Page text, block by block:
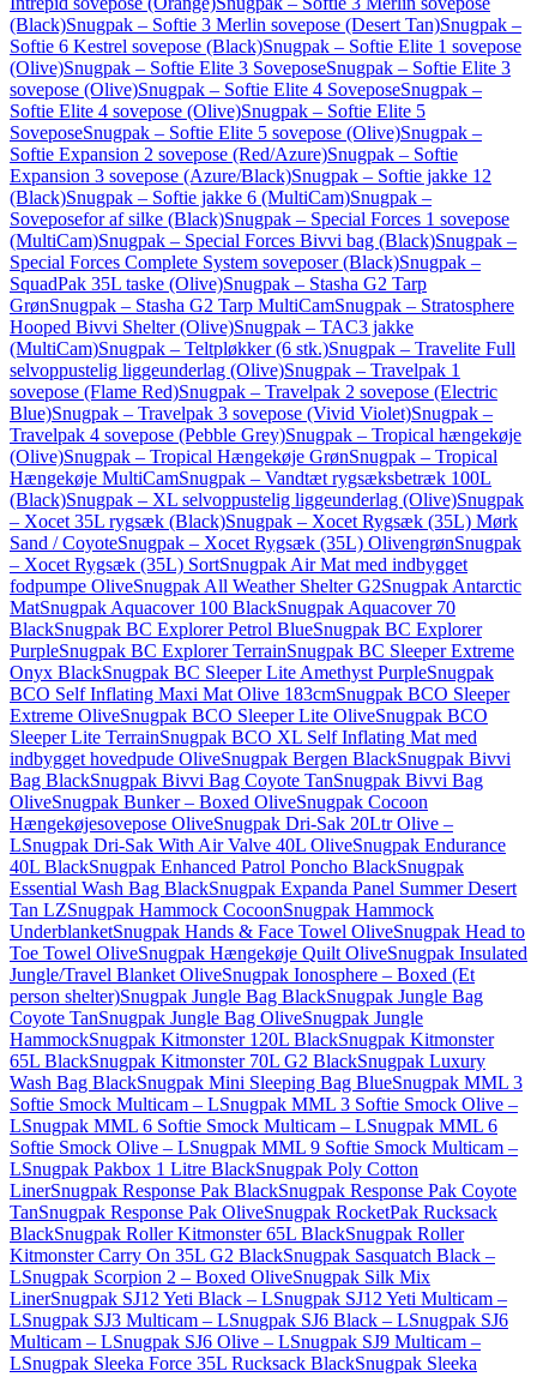
(Black)Snugpak – Softie 3 Merlin sovepose (Desert Tan)Snugpak –
Softie 6 Kestrel sovepose (Black)Snugpak – Softie Elite 1 sovepose
(Olive)Snugpak – Softie Elite 3 SoveposeSnugpak – Softie Elite 3
sovepose (Olive)Snugpak – Softie Elite 4 SoveposeSnugpak –
Softie Elite 4 sovepose (Olive)Snugpak – Softie Elite 5
SoveposeSnugpak – Softie Elite 5 sovepose (Olive)Snugpak –
Softie Expansion 2 sovepose (Red/Azure)Snugpak – Softie
Expansion 3 sovepose (Azure/Black)Snugpak – Softie jakke 12
(Black)Snugpak – Softie jakke 6 (MultiCam)Snugpak –
Soveposefor af silke (Black)Snugpak – Special Forces 1 sovepose
(MultiCam)Snugpak – Special Forces Bivvi bag (Black)Snugpak –
Special Forces Complete System soveposer (Black)Snugpak –
SquadPak 35L taske (Olive)Snugpak – Stasha G2 Tarp
GrønSnugpak – Stasha G2 Tarp MultiCamSnugpak – Stratosphere
Hooped Bivvi Shelter (Olive)Snugpak – TAC3 jakke
(MultiCam)Snugpak – Teltpløkker (6 stk.)Snugpak – Travelite Full
selvoppustelig liggeunderlag (Olive)Snugpak – Travelpak 1
sovepose (Flame Red)Snugpak – Travelpak 2 sovepose (Electric
Blue)Snugpak – Travelpak 3 sovepose (Vivid Violet)Snugpak –
Travelpak 4 sovepose (Pebble Grey)Snugpak – Tropical hængekøje
(Olive)Snugpak – Tropical Hængekøje GrønSnugpak – Tropical
Hængekøje MultiCamSnugpak – Vandtæt rygsæksbetræk 100L
(Black)Snugpak – XL selvoppustelig liggeunderlag (Olive)Snugpak
– Xocet 35L rygsæk (Black)Snugpak – Xocet Rygsæk (35L) Mørk
Sand / CoyoteSnugpak – Xocet Rygsæk (35L) OlivengrønSnugpak
– Xocet Rygsæk (35L) SortSnugpak Air Mat med indbygget
fodpumpe OliveSnugpak All Weather Shelter G2Snugpak Antarctic
MatSnugpak Aquacover 100 BlackSnugpak Aquacover 70
BlackSnugpak BC Explorer Petrol BlueSnugpak BC Explorer
PurpleSnugpak BC Explorer TerrainSnugpak BC Sleeper Extreme
Onyx BlackSnugpak BC Sleeper Lite Amethyst PurpleSnugpak
BCO Self Inflating Maxi Mat Olive 183cmSnugpak BCO Sleeper
Extreme OliveSnugpak BCO Sleeper Lite OliveSnugpak BCO
Sleeper Lite TerrainSnugpak BCO XL Self Inflating Mat med
indbygget hovedpude OliveSnugpak Bergen BlackSnugpak Bivvi
Bag BlackSnugpak Bivvi Bag Coyote TanSnugpak Bivvi Bag
OliveSnugpak Bunker – Boxed OliveSnugpak Cocoon
Hængekøjesovepose OliveSnugpak Dri-Sak 20Ltr Olive –
LSnugpak Dri-Sak With Air Valve 40L OliveSnugpak Endurance
40L BlackSnugpak Enhanced Patrol Poncho BlackSnugpak
Essential Wash Bag BlackSnugpak Expanda Panel Summer Desert
Tan LZSnugpak Hammock CocoonSnugpak Hammock
UnderblanketSnugpak Hands & Face Towel OliveSnugpak Head to
Toe Towel OliveSnugpak Hængekøje Quilt OliveSnugpak Insulated
Jungle/Travel Blanket OliveSnugpak Ionosphere – Boxed (Et
person shelter)Snugpak Jungle Bag BlackSnugpak Jungle Bag
Coyote TanSnugpak Jungle Bag OliveSnugpak Jungle
HammockSnugpak Kitmonster 120L BlackSnugpak Kitmonster
65L BlackSnugpak Kitmonster 70L G2 BlackSnugpak Luxury
Wash Bag BlackSnugpak Mini Sleeping Bag BlueSnugpak MML 3
Softie Smock Multicam – LSnugpak MML 3 Softie Smock Olive –
LSnugpak MML 6 Softie Smock Multicam – LSnugpak MML 6
Softie Smock Olive – LSnugpak MML 9 Softie Smock Multicam –
LSnugpak Pakbox 1 Litre BlackSnugpak Poly Cotton
LinerSnugpak Response Pak BlackSnugpak Response Pak Coyote
TanSnugpak Response Pak OliveSnugpak RocketPak Rucksack
BlackSnugpak Roller Kitmonster 65L BlackSnugpak Roller
Kitmonster Carry On 35L G2 BlackSnugpak Sasquatch Black –
LSnugpak Scorpion 2 – Boxed OliveSnugpak Silk Mix
LinerSnugpak SJ12 Yeti Black – LSnugpak SJ12 Yeti Multicam –
LSnugpak SJ3 Multicam – LSnugpak SJ6 Black – LSnugpak SJ6
Multicam – LSnugpak SJ6 Olive – LSnugpak SJ9 Multicam –
LSnugpak Sleeka Force 35L Rucksack BlackSnugpak Sleeka